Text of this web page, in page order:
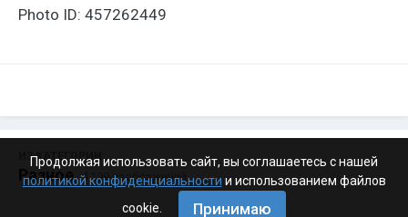
Photo ID: 457262449
ИЗ КАТЕГОРИИ:
Разное · 4 199 изображений
Продолжая использовать сайт, вы соглашаетесь с нашей
политикой конфиденциальности и использованием файлов
cookie.
Принимаю